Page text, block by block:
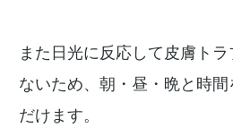
また日光に反応して皮膚ト
ないため、朝・昼・晩と時
だけます。